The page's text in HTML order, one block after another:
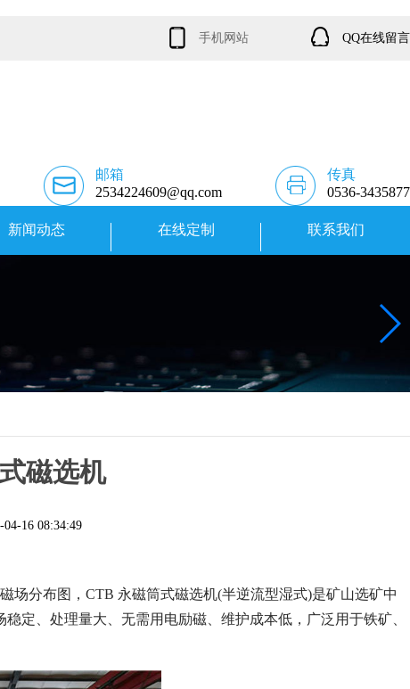
手机网站 QQ在线留言
邮箱
2534224609@qq.com
传真
0536-3435877
新闻动态 在线定制 联系我们
磁选机
04-16 08:34:49
场分布图，CTB 永磁筒式磁选机(半逆流型湿式)是矿山选矿中
定、处理量大、无需用电励磁、维护成本低，广泛用于铁矿、